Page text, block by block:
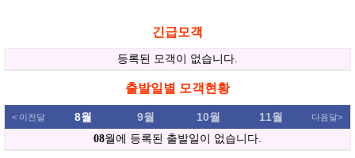
긴급모객
출발일별 모객현황